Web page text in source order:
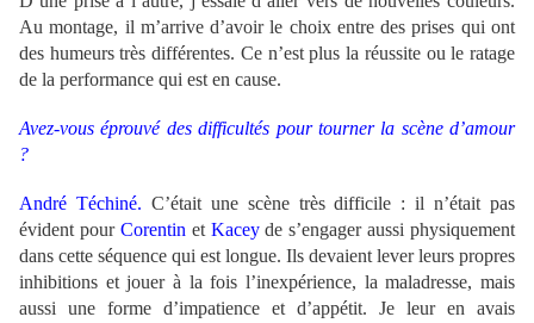
Au montage, il m’arrive d’avoir le choix entre des prises qui ont
des humeurs très différentes. Ce n’est plus la réussite ou le ratage
de la performance qui est en cause.
Avez-vous éprouvé des difficultés pour tourner la scène d’amour
?
André Téchiné. C’était une scène très difficile : il n’était pas
évident pour Corentin et Kaceyde s’engager aussi physiquement
dans cette séquence qui est longue. Ils devaient lever leurs propres
inhibitions et jouer à la fois l’inexpérience, la maladresse, mais
aussi une forme d’impatience et d’appétit. Je leur en avais